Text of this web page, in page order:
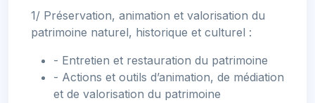
1/ Préservation, animation et valorisation du
patrimoine naturel, historique et culturel :
- Entretien et restauration du patrimoine
- Actions et outils d’animation, de médiation
et de valorisation du patrimoine